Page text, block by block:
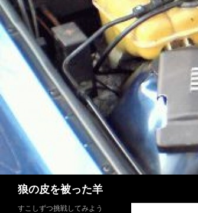
狼の皮を被った羊
すこしずつ挑戦してみよう